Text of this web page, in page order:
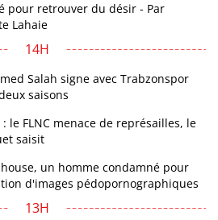
pour retrouver du désir - Par
Lahaie
14H
Salah signe avec Trabzonspor
saisons
: le FLNC menace de représailles, le
saisit
un homme condamné pour
d'images pédopornographiques
13H